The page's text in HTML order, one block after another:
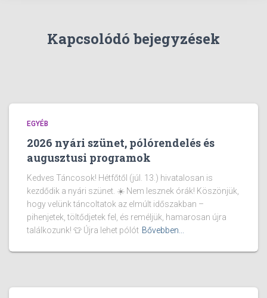
Kapcsolódó bejegyzések
EGYÉB
2026 nyári szünet, pólórendelés és
augusztusi programok
Kedves Táncosok! Hétfőtől (júl. 13.) hivatalosan is
kezdődik a nyári szünet. ☀️ Nem lesznek órák! Köszönjük,
hogy velünk táncoltatok az elmúlt időszakban –
pihenjetek, töltődjetek fel, és reméljük, hamarosan újra
találkozunk! 👕 Újra lehet pólót Bővebben...